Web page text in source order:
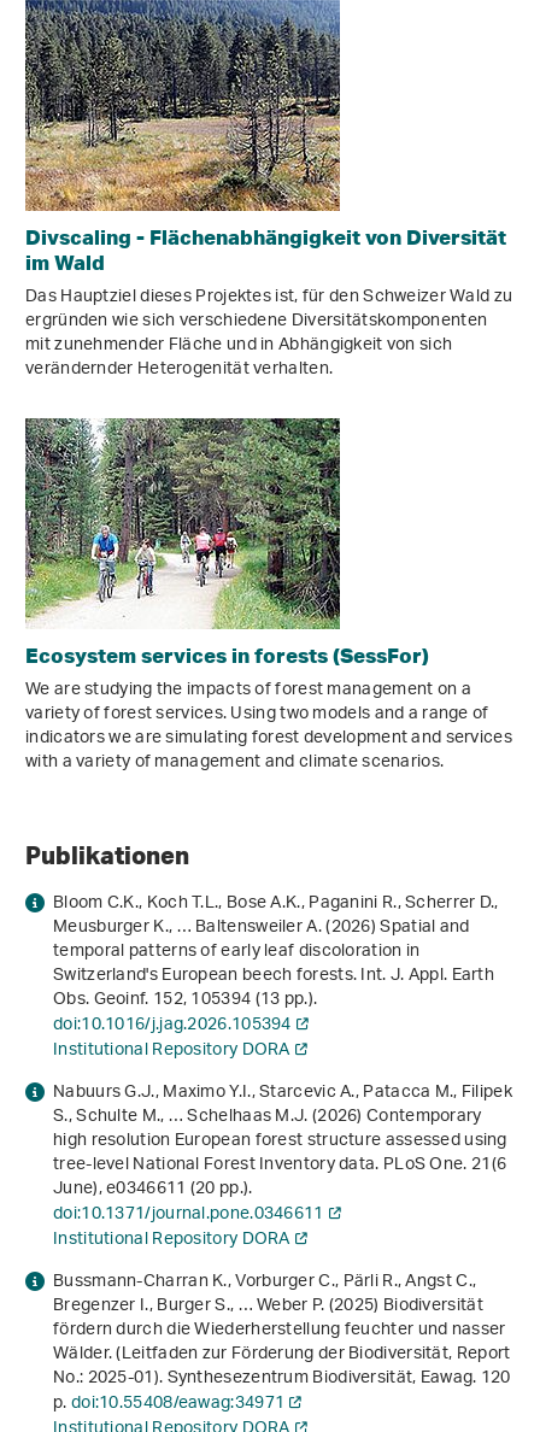
Divscaling - Flächenabhängigkeit von Diversität
im Wald
Das Hauptziel dieses Projektes ist, für den Schweizer Wald zu
ergründen wie sich verschiedene Diversitätskomponenten
mit zunehmender Fläche und in Abhängigkeit von sich
verändernder Heterogenität verhalten.
Ecosystem services in forests (SessFor)
We are studying the impacts of forest management on a
variety of forest services. Using two models and a range of
indicators we are simulating forest development and services
with a variety of management and climate scenarios.
Publikationen
Bloom C.K., Koch T.L., Bose A.K., Paganini R., Scherrer D.,
Meusburger K., … Baltensweiler A. (2026) Spatial and
temporal patterns of early leaf discoloration in
Switzerland's European beech forests. Int. J. Appl. Earth
Obs. Geoinf.152, 105394 (13 pp.).
doi:10.1016/j.jag.2026.105394
Institutional Repository DORA
Nabuurs G.J., Maximo Y.I., Starcevic A., Patacca M., Filipek
S., Schulte M., … Schelhaas M.J. (2026) Contemporary
high resolution European forest structure assessed using
tree-level National Forest Inventory data. PLoS One.21(6
June), e0346611 (20 pp.).
doi:10.1371/journal.pone.0346611
Institutional Repository DORA
Bussmann-Charran K., Vorburger C., Pärli R., Angst C.,
Bregenzer I., Burger S., … Weber P. (2025)Biodiversität
fördern durch die Wiederherstellung feuchter und nasser
Wälder. (Leitfaden zur Förderung der Biodiversität, Report
No.: 2025-01). Synthesezentrum Biodiversität, Eawag. 120
p.doi:10.55408/eawag:34971